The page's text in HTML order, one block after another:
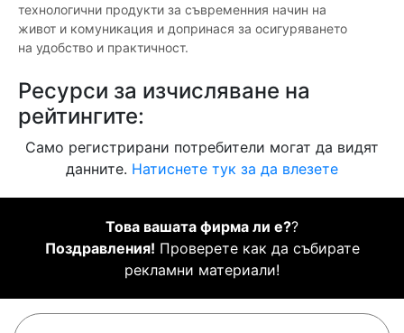
технологични продукти за съвременния начин на
живот и комуникация и допринася за осигуряването
на удобство и практичност.
Ресурси за изчисляване на
рейтингите:
Само регистрирани потребители могат да видят
данните. Натиснете тук за да влезете
Това вашата фирма ли е??
Поздравления! Проверете как да събирате
рекламни материали!